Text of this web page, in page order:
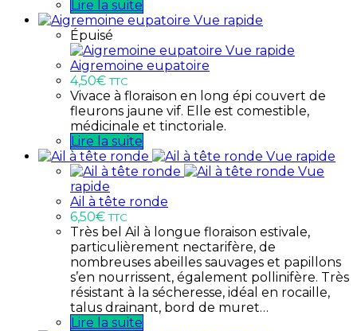
Lire la suite
Vue rapide
Épuisé
Vue rapide
Aigremoine eupatoire
4,50€ TTC
Vivace à floraison en long épi couvert de
fleurons jaune vif. Elle est comestible,
médicinale et tinctoriale.
Lire la suite
Vue rapide
Vue
rapide
Ail à tête ronde
6,50€ TTC
Très bel Ail à longue floraison estivale,
particulièrement nectarifère, de
nombreuses abeilles sauvages et papillons
s’en nourrissent, également pollinifère. Très
résistant à la sécheresse, idéal en rocaille,
talus drainant, bord de muret…
Lire la suite